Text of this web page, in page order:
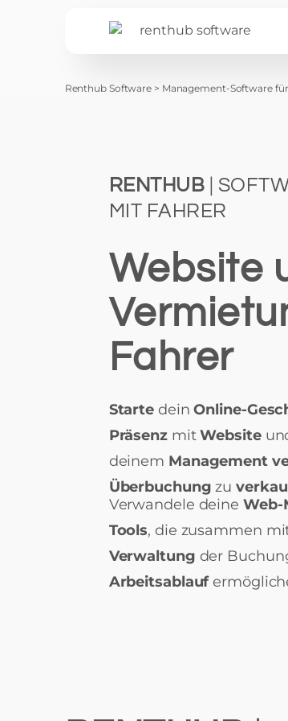
Renthub Software > Management-Software
RENTHUB |
MIT FAHRER
Website
Fahrer
Starte deinOnline-
PräsenzmitWebsite
deinem Management
Überbuchung zu
Verwandele deine Web-
Tools, die zusammen
Verwaltung der
Arbeitsablauf